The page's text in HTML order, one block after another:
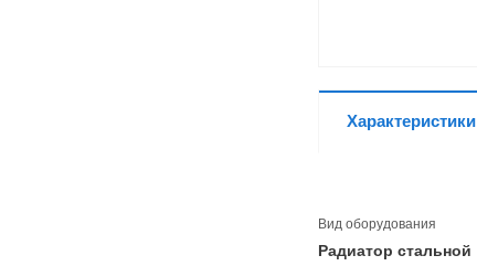
Характеристики
Вид оборудования
Радиатор стальной